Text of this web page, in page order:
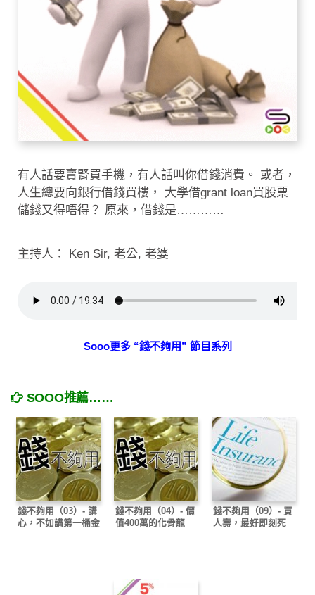
有人話要賣腎買手機，有人話叫你借錢消費。 或者，
人生總要向銀行借錢買樓， 大學借grant loan買股票
儲錢又得唔得？ 原來，借錢是…………
主持人： Ken Sir, 老公, 老婆
Sooo更多 “錢不夠用” 節目系列
SOOO推薦……
錢不夠用（03）- 講
心，不如講第一桶金
錢不夠用（04）- 價
值400萬的化骨龍
錢不夠用（09）- 買
人壽，最好即刻死